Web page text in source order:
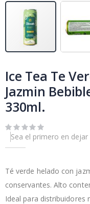
to
the
beginning
of
the
gallery
Ice Tea Te
Jazmin
330ml.
Sea el primero en
Té verde helado con
conservantes. Alto
Ideal para distribuidores